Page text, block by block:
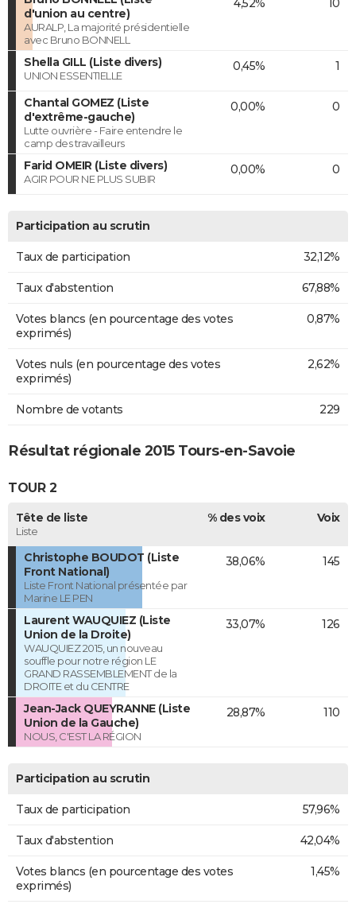
d'union au centre)
AURALP, La majorité présidentielle
avec Bruno BONNELL
4,52% 10
Shella GILL (Liste divers)
UNION ESSENTIELLE
0,45% 1
Chantal GOMEZ (Liste
d'extrême-gauche)
Lutte ouvrière - Faire entendre le
camp des travailleurs
0,00% 0
Farid OMEIR (Liste divers)
AGIR POUR NE PLUS SUBIR
0,00% 0
Participation au scrutin
Taux de participation 32,12%
Taux d'abstention 67,88%
Votes blancs (en pourcentage des votes
exprimés)
0,87%
Votes nuls (en pourcentage des votes
exprimés)
2,62%
Nombre de votants 229
Résultat régionale 2015 Tours-en-Savoie
TOUR 2
Tête de liste
Liste
% des voix Voix
Christophe BOUDOT (Liste
Front National)
Liste Front National présentée par
Marine LE PEN
38,06% 145
Laurent WAUQUIEZ (Liste
Union de la Droite)
WAUQUIEZ 2015, un nouveau
souffle pour notre région LE
GRAND RASSEMBLEMENT de la
DROITE et du CENTRE
33,07% 126
Jean-Jack QUEYRANNE (Liste
Union de la Gauche)
NOUS, C'EST LA RÉGION
28,87% 110
Participation au scrutin
Taux de participation 57,96%
Taux d'abstention 42,04%
Votes blancs (en pourcentage des votes
exprimés)
1,45%